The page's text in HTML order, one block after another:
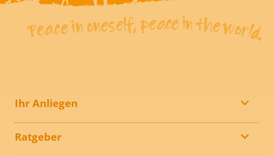
Ihr Anliegen
Ratgeber